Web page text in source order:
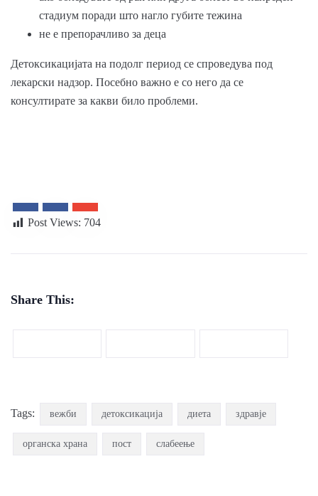
стадиум поради што нагло губите тежина
не е препорачливо за деца
Детоксикацијата на подолг период се спроведува под
лекарски надзор. Посебно важно е со него да се
консултирате за какви било проблеми.
Post Views: 704
Share This:
Tags: вежби детоксикација диета здравје
органска храна пост слабеење